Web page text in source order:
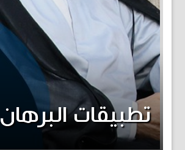
تطبيقات البرهان